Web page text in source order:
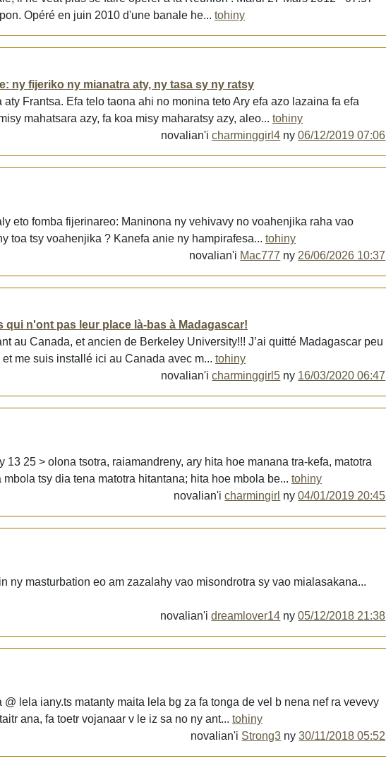
Opéré en juin 2010 d'une banale he... tohiny
ny fijeriko ny mianatra aty, ny tasa sy ny ratsy
Frantsa. Efa telo taona ahi no monina teto Ary efa azo lazaina fa efa
mahatsara azy, fa koa misy maharatsy azy, aleo... tohiny
novalian'icharminggirl4 ny06/12/2019 07:06
eto fomba fijerinareo: Maninona ny vehivavy no voahenjika raha vao
toa tsy voahenjika ? Kanefa anie ny hampirafesa... tohiny
novalian'i Mac777 ny 26/06/2026 10:37
qui n'ont pas leur place là-bas à Madagascar!
au Canada, et ancien de Berkeley University!!! J’ai quitté Madagascar peu
me suis installé ici au Canada avec m... tohiny
novalian'icharminggirl5 ny 16/03/2020 06:47
25 > olona tsotra, raiamandreny, ary hita hoe manana tra-kefa, matotra
tsy dia tena matotra hitantana; hita hoe mbola be... tohiny
novalian'icharmingirl ny04/01/2019 20:45
ny masturbation eo am zazalahy vao misondrotra sy vao mialasakana...
novalian'idreamlover14 ny05/12/2018 21:38
lela iany.ts matanty maita lela bg za fa tonga de vel b nena nef ra vevevy
ana, fa toetr vojanaar v le iz sa no ny ant... tohiny
novalian'i Strong3 ny30/11/2018 05:52